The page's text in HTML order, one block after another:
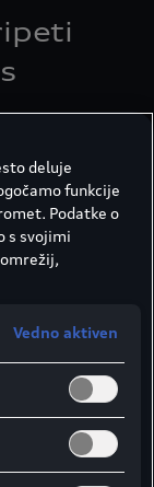
z
otroci v
z
hitro
z otrokom
ne glede na
potniki
pripeti z
se
otrok
deluje
funkcije
Podatke o
s svojimi
Vedno aktiven